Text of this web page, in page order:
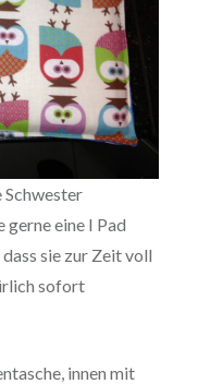
Schwester
gerne eine I Pad
sie zur Zeit voll
sofort
innen mit